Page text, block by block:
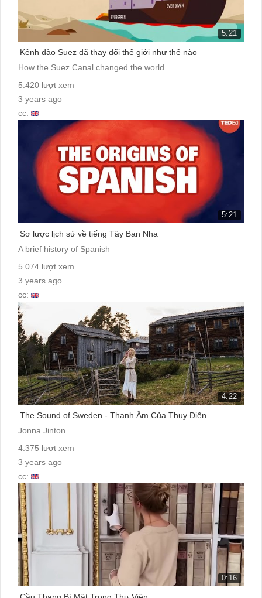
5:21
Kênh đào Suez đã thay đổi thế giới như thế nào
How the Suez Canal changed the world
5.420 lượt xem
3 years ago
cc:
5:21
Sơ lược lịch sử về tiếng Tây Ban Nha
A brief history of Spanish
5.074 lượt xem
3 years ago
cc:
4:22
The Sound of Sweden - Thanh Âm Của Thuỵ Điển
Jonna Jinton
4.375 lượt xem
3 years ago
cc:
0:16